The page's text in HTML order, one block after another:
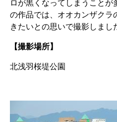
ロが黒くなってしまうことが
の作品では、オオカンザクラ
きたいとの思いで撮影しまし
【撮影場所】
北浅羽桜堤公園